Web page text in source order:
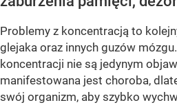
Problemy z koncentracją to
glejaka oraz innych guzów
koncentracji nie są jedynym
manifestowana jest choroba,
swój organizm, aby szybko